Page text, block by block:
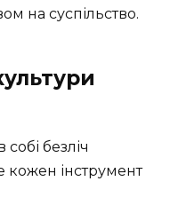
на суспільство.
безліч
кожен інструмент